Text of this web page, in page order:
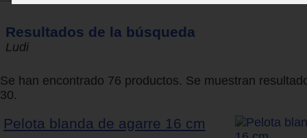
Resultados de la búsqueda
Ludi
Se han encontrado 76 productos. Se muestran
30.
Pelota blanda de agarre 16 cm